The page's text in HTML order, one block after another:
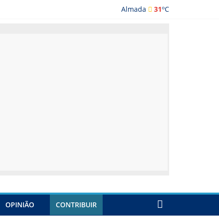
Almada 31oC
OPINIÃO CONTRIBUIR